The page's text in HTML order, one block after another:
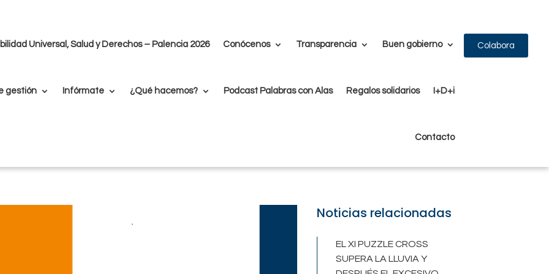
Universal, Salud y Derechos – Palencia 2026 Conócenos Transparencia Buen gobierno
gestión Infórmate ¿Qué hacemos? Podcast Palabras con Alas Regalos solidarios I+D+i
Contacto
Colabora
de la Salud
Noticias relacionadas
EL XI PUZZLE CROSS
SUPERA LA LLUVIA Y